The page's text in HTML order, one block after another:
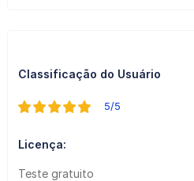
Classificação do Usuário
5/5
Licença:
Teste gratuito